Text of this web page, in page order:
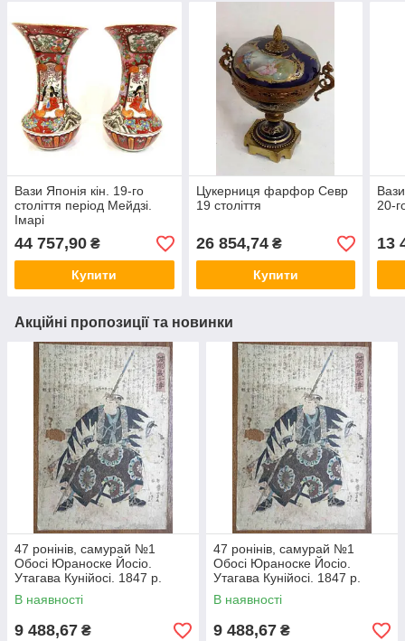
Вази Японія кін. 19-го
століття період Мейдзі.
Імарі
44 757,90 ₴
Купити
Цукерниця фарфор Севр
19 століття
26 854,74₴
Купити
20-
13
Акційні пропозиції та новинки
47 ронінів, самурай №1
Обосі Юраноске Йосіо.
Утагава Кунійосі. 1847 р.
Японська гравюра
В наявності
9 488,67 ₴
47 ронінів, самурай №1
Обосі Юраноске Йосіо.
Утагава Кунійосі. 1847 р.
Японська гравюра
В наявності
9 488,67 ₴